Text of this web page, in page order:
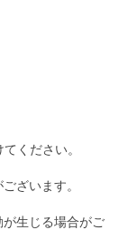
ください。
ざいます。
が生じる場合がご